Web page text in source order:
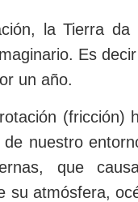
la Tierra
Es
un año.
(fricción)
nuestro
que
su atmósfera,